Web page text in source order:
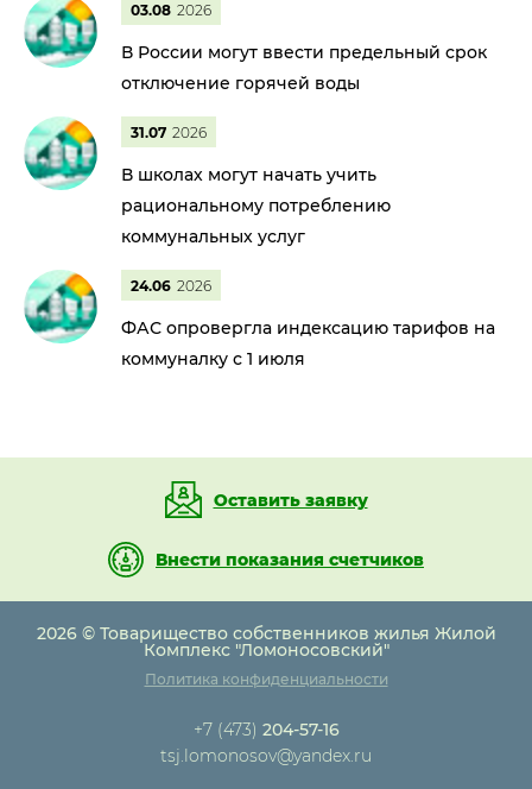
03.08 2026
В России могут ввести предельный срок
отключение горячей воды
31.07 2026
В школах могут начать учить
рациональному потреблению
коммунальных услуг
24.06 2026
ФАС опровергла индексацию тарифов на
коммуналку с 1 июля
Оставить заявку
Внести показания счетчиков
2026 © Товарищество собственников жилья Жилой
Комплекс "Ломоносовский"
Политика конфиденциальности
+7 (473) 204-57-16
tsj.lomonosov@yandex.ru